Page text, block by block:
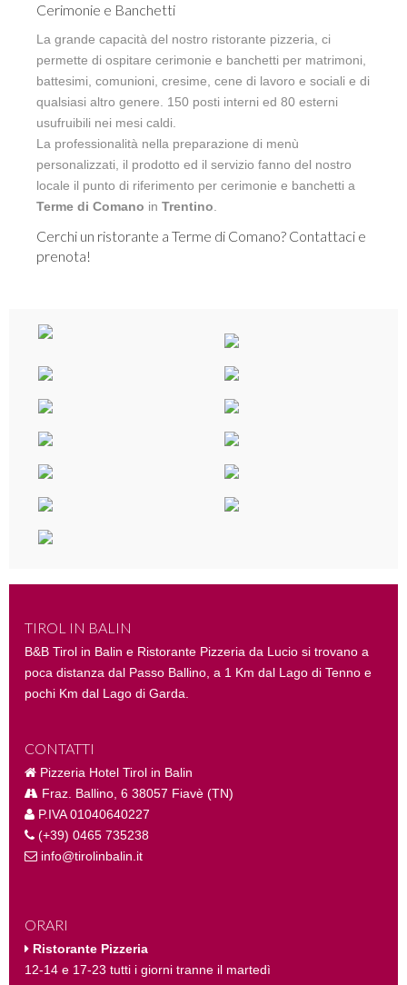
Cerimonie e Banchetti
La grande capacità del nostro ristorante pizzeria, ci
permette di ospitare cerimonie e banchetti per matrimoni,
battesimi, comunioni, cresime, cene di lavoro e sociali e di
qualsiasi altro genere. 150 posti interni ed 80 esterni
usufruibili nei mesi caldi.
La professionalità nella preparazione di menù
personalizzati, il prodotto ed il servizio fanno del nostro
locale il punto di riferimento per cerimonie e banchetti a
Terme di Comano in Trentino
Cerchi un ristorante a Terme di Comano? Contattaci e
prenota!
TIROL IN BALIN
B&B Tirol in Balin e Ristorante Pizzeria da Lucio si trovano a
poca distanza dal Passo Ballino, a 1 Km dal Lago di Tenno e
pochi Km dal Lago di Garda.
CONTATTI
Pizzeria Hotel Tirol in Balin
Fraz. Ballino, 6 38057 Fiavè (TN)
P.IVA 01040640227
(+39) 0465 735238
info@tirolinbalin.it
ORARI
Ristorante Pizzeria
12-14 e 17-23 tutti i giorni tranne il martedì